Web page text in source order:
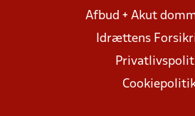
Afbud + Akut
Idrættens